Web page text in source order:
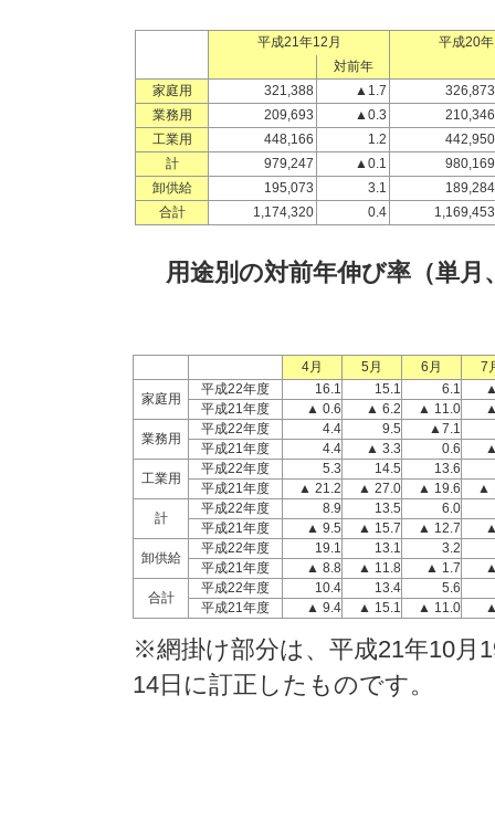
平成21年12月
平成20
対前年
家庭用
321,388 ▲1.7
326,873
業務用
209,693 ▲0.3
210,346
工業用
448,166 1.2
442,950
計
979,247 ▲0.1
980,169
卸供給
195,073 3.1
189,284
合計
1,174,320 0.4 1,169,453
用途別の対前年伸び率（単月
4月 5月 6月 7
家庭用
平成22年度 16.1 15.1 6.1
平成21年度
▲ 0.6 ▲ 6.2 ▲ 11.0
業務用
平成22年度 4.4 9.5
▲7.1
平成21年度
4.4 ▲ 3.3 0.6
工業用
平成22年度 5.3 14.5
13.6
平成21年度
▲ 21.2 ▲ 27.0 ▲ 19.6
▲
計
平成22年度 8.9 13.5
6.0
平成21年度
▲ 9.5 ▲ 15.7 ▲ 12.7
卸供給
平成22年度 19.1 13.1
3.2
平成21年度
▲ 8.8 ▲ 11.8 ▲ 1.7
合計
平成22年度 10.4 13.4
5.6
平成21年度
▲ 9.4 ▲ 15.1 ▲ 11.0
※網掛け部分は、平成21年10月
14日に訂正したものです。